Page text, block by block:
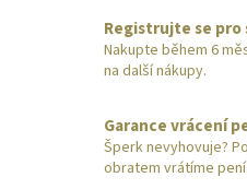
Registrujte se pro
Nakupte během 6
na další nákupy.
Garance vrácení
Šperk nevyhovuje?
obratem vrátíme